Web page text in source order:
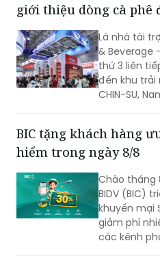
giới thiệu dòng cà phê
Là nhà tài
& Beverage
thứ 3 liên
đến khu trải
CHIN-SU,
hiện tại triển
ngày 6-8/8/
BIC tặng khách hàng
hiểm trong ngày 8/8
Chào tháng
BIDV (BIC)
khuyến mại
giảm phí
các kênh